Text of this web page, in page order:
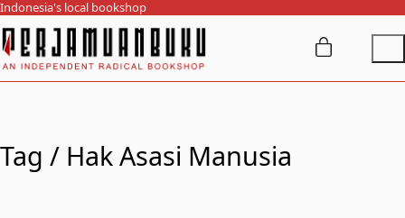
Indonesia's local bookshop
Tag / Hak Asasi Manusia